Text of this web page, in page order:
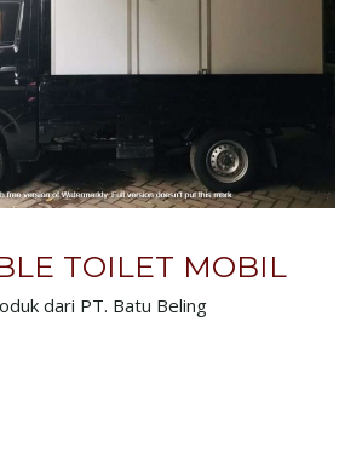
TOILET MOBIL
dari PT. Batu Beling